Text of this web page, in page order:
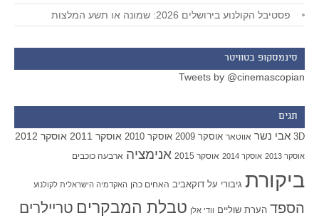
פסטיבל הקולנוע בירושלים 2026: שמונה או תשע המלצות
סינמסקופ בטוויטר
Tweets by @cinemascopian
תגים
3D אבי נשר אווטאר אוסקר 2009 אוסקר 2010 אוסקר 2011 אוסקר 2012
אוסקר 2013 אוסקר 2014 אוסקר 2015 אנימציה ארבעה כוכבים
ביקורת גיבורי על דוקאביב האחים כהן האקדמיה הישראלית לקולנוע
הספד הערת שוליים וודי אלן טבלת המבקרים טריילרים